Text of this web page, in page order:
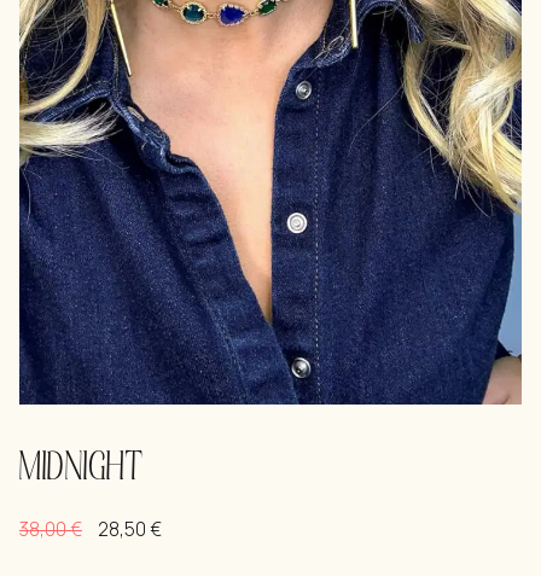
MIDNIGHT
38,00€ 28,50€